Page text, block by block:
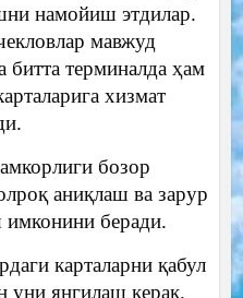
намойиш этдилар.
мавжуд
битта терминалда ҳам
хизмат
бозор
аниқлаш ва зарур
беради.
карталарни қабул
янгилаш керак.